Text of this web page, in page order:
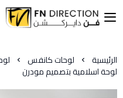
فن دايركشن
الرئيسية لوحات كانفس
لوحة اسلامية بتصميم مودرن